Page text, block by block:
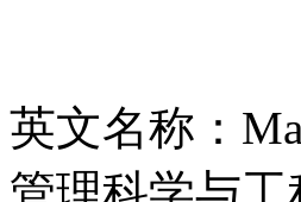
英文名称：
管理科学与